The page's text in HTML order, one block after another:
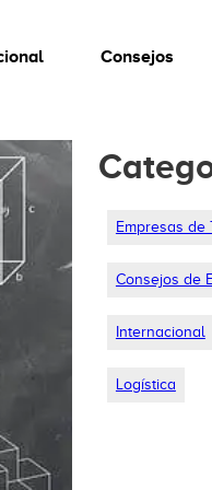
Consejos
Empresas de
Consejos de
Internacional
Logística